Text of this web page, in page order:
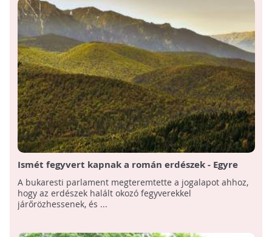
Ismét fegyvert kapnak a román erdészek - Egyre
több az agresszív fatolvaj
A bukaresti parlament megteremtette a jogalapot ahhoz,
hogy az erdészek halált okozó fegyverekkel
járőrözhessenek, és ...